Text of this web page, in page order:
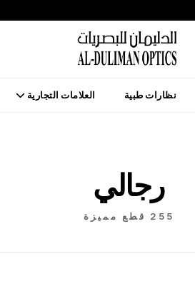
نظارات طبية العلامات التجارية
رجالي
255 قطع مميزة